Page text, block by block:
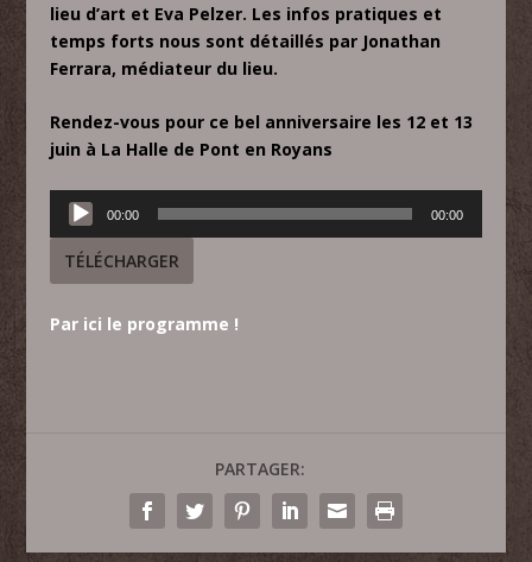
lieu d’art et Eva Pelzer. Les infos pratiques et
temps forts nous sont détaillés par Jonathan
Ferrara, médiateur du lieu.
Rendez-vous pour ce bel anniversaire les 12 et 13
juin à La Halle de Pont en Royans
Lecteur
audio
00:00 00:00
TÉLÉCHARGER
Par ici le programme !
PARTAGER: